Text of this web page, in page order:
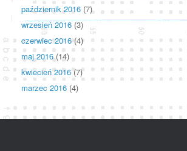
październik 2016 (7)
wrzesień 2016 (3)
czerwiec 2016(4)
maj 2016(14)
kwiecień 2016(7)
marzec 2016 (4)